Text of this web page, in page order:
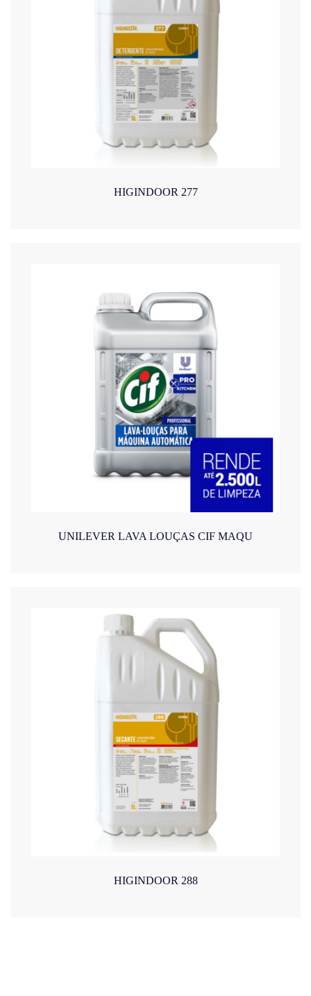
HIGINDOOR 277
UNILEVER LAVA LOUÇAS CIF MAQU
HIGINDOOR 288